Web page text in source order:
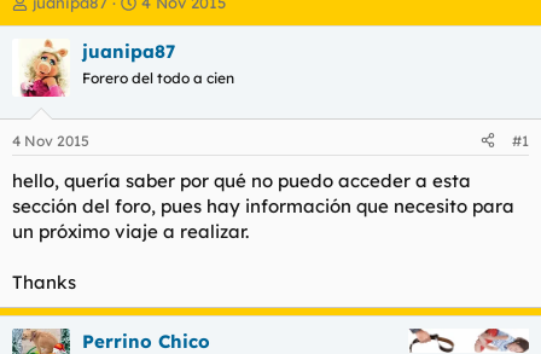
n
c
i
a
d
o
r
e
l
e
m
a
e
c
a
i
n
c
i
juanipa87
Forero del todo a cien
4 Nov 2015 #1
hello, quería saber por qué no puedo acceder a esta
sección del foro, pues hay información que necesito para
un próximo viaje a realizar.
Thanks
Perrino Chico